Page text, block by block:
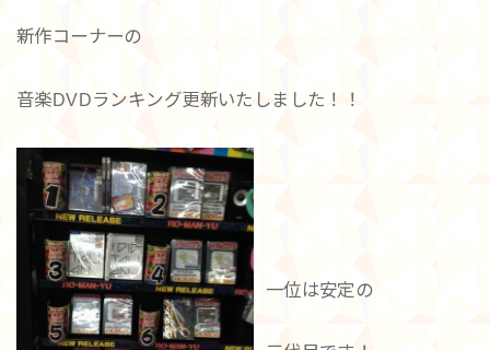
新作コーナーの
音楽DVDランキング更新いたしました！！
一位は安定の